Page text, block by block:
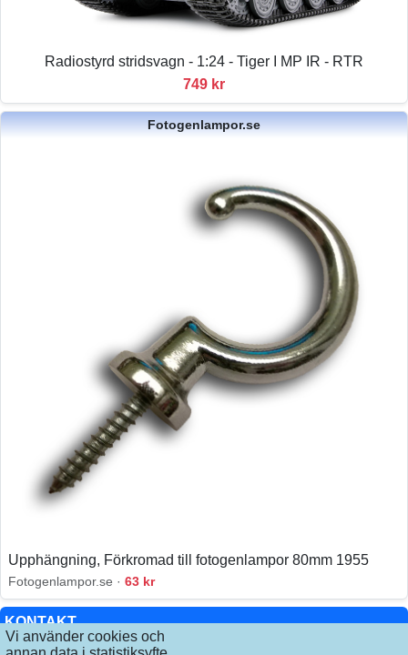
Vi använder cookies och
KONTAKT
Radiostyrd stridsvagn - 1:24 - Tiger I MP IR - RTR
749 kr
Fotogenlampor.se
Upphängning, Förkromad till fotogenlampor 80mm 1955
Fotogenlampor.se · 63 kr